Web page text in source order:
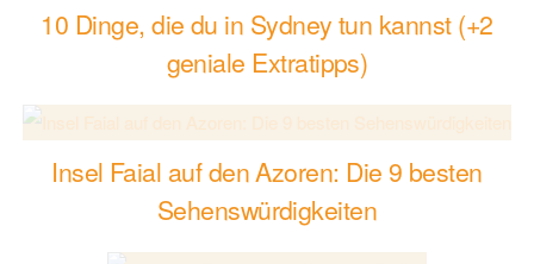
10 Dinge, die du in Sydney tun kannst (+2
geniale Extratipps)
Insel Faial auf den Azoren: Die 9 besten
Sehenswürdigkeiten